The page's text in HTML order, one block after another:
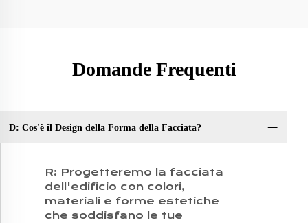
Domande Frequenti
D: Cos'è il Design della Forma della Facciata?
R: Progetteremo la facciata
dell'edificio con colori,
materiali e forme estetiche
che soddisfano le tue